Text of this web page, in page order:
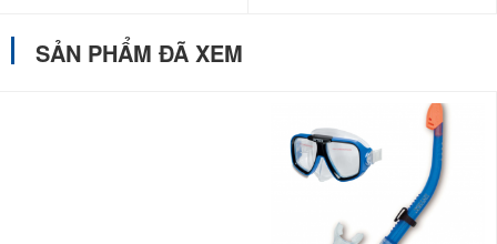
SẢN PHẨM ĐÃ XEM